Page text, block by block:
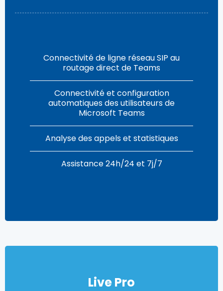
Connectivité de ligne réseau SIP au
routage direct de Teams
Connectivité et configuration
automatiques des utilisateurs de
Microsoft Teams
Analyse des appels et statistiques
Assistance 24h/24 et 7j/7
Live Pro